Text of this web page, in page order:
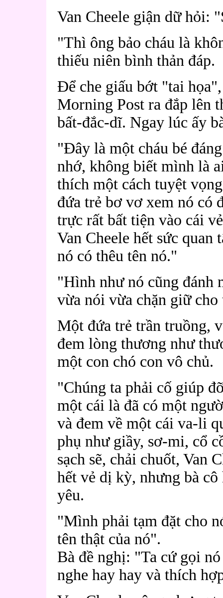
Van Cheele giận dữ hỏi:
"Thì ông bảo cháu là
thiếu niên bình thản đáp.
Để che giấu bớt "tai
Morning Post ra đắp lên
bất-đắc-dĩ. Ngay lúc ấy
"Đây là một cháu bé
nhớ, không biết mình là
thích một cách tuyệt
đứa trẻ bơ vơ xem nó có
trực rất bất tiện vào cái
Van Cheele hết sức
nó có thêu tên nó."
"Hình như nó cũng đánh
vừa nói vừa chặn giữ
Một đứa trẻ trần truồng,
đem lòng thương như
một con chó con vô chủ.
"Chúng ta phải cố giúp
một cái là đã có một
và đem về một cái va-li
phụ như giầy, sơ-mi, cổ
sạch sẽ, chải chuốt, Van
hết vẻ dị kỳ, nhưng bà
yêu.
"Mình phải tạm đặt cho
tên thật của nó".
Bà đề nghị: "Ta cứ gọi
nghe hay hay và thích